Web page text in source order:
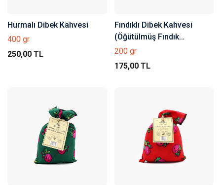
Hurmalı Dibek Kahvesi
400 gr
250,00 TL
Fındıklı Dibek Kahvesi
(Öğütülmüş Fındık
Parçacıklı)
200 gr
175,00 TL